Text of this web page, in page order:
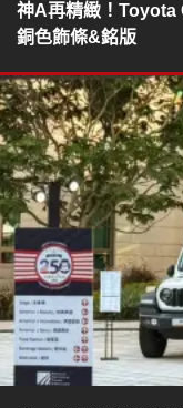
神A再精緻！Toyota
銅色飾條&銘版